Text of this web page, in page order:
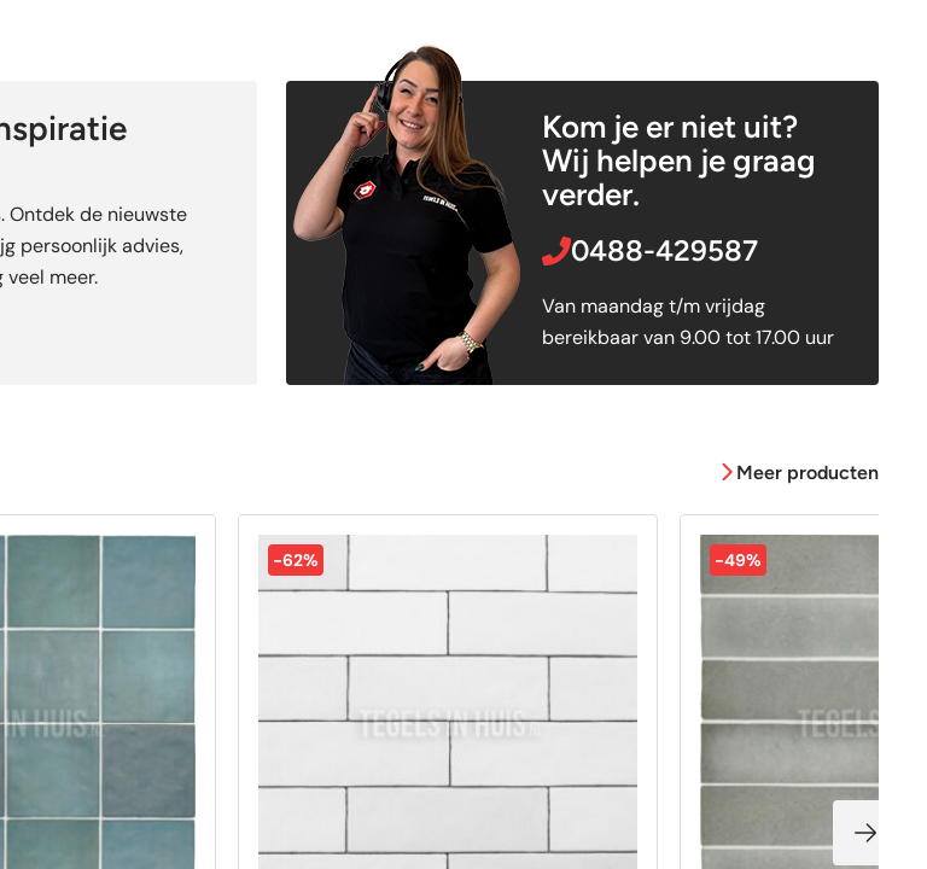
Ontdek de nieuwste
persoonlijk advies,
meer.
Kom je er niet uit?
Wij helpen je graag
verder.
0488-429587
Van maandag t/m vrijdag
bereikbaar van 9.00 tot 17.00 uur
Meer producten
-62% -49%